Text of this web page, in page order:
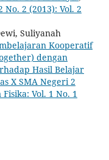
2 (2013): Vol. 2
Suliyanah
Kooperatif
dengan
Hasil Belajar
X SMA Negeri 2
Vol. 1 No. 1